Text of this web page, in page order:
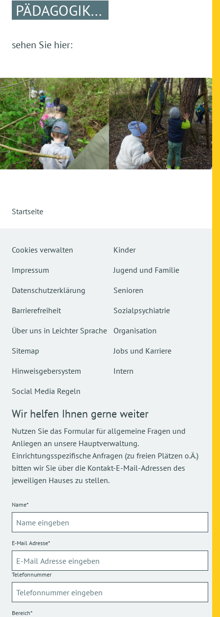
PÄDAGOGIK...
sehen Sie hier:
Startseite
Cookies verwalten
Impressum
Datenschutzerklärung
Barrierefreiheit
Über uns in Leichter Sprache
Sitemap
Hinweisgebersystem
Social Media Regeln
Kinder
Jugend und Familie
Senioren
Sozialpsychiatrie
Organisation
Jobs und Karriere
Intern
Wir helfen Ihnen gerne weiter
Nutzen Sie das Formular für allgemeine Fragen und
Anliegen an unsere Hauptverwaltung.
Einrichtungsspezifische Anfragen (zu freien Plätzen o.Ä.)
bitten wir Sie über die Kontakt-E-Mail-Adressen des
jeweiligen Hauses zu stellen.
Name*
E-Mail Adresse*
Telefonnummer
Bereich*